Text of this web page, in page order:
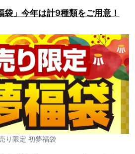
」今年は計9種類をご用意！
り限定 初夢福袋